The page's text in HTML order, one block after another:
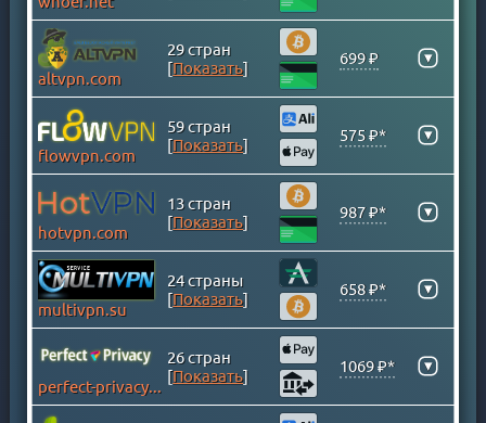
ГРЕНЛАНДИЯ
ГРУЗИЯ
ДАНИЯ
ДОМИНИКАНСКАЯ Р-КА
ЕГИПЕТ
ИНДИЯ
ИНДОНЕЗИЯ
ИРАК
ИРАН
ИРЛАНДИЯ
ИСЛАНДИЯ
ИСПАНИЯ
altvpn.com
29 стран
[Показать]
699 ₽ ▾
flowvpn.com
59 стран
[Показать]
575 ₽* ▾
hotvpn.com
13 стран
[Показать]
987 ₽* ▾
multivpn.su
24 страны
[Показать]
658 ₽* ▾
perfect-privacy.com
26 стран
[Показать]
1069 ₽* ▾